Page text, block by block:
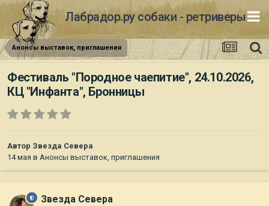
Лабрадор.ру собаки - ретриверы
Анонсы выставок, приглашения
Фестиваль "Породное чаепитие", 24.10.2026,
КЦ "Инфанта", Бронницы
Автор Звезда Севера
14 мая в Анонсы выставок, приглашения
Звезда Севера